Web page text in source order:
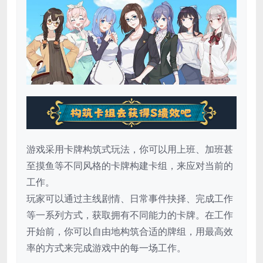
游戏采用卡牌构筑式玩法，你可以用上班、加班甚
至摸鱼等不同风格的卡牌构建卡组，来应对当前的
工作。
玩家可以通过主线剧情、日常事件抉择、完成工作
等一系列方式，获取拥有不同能力的卡牌。在工作
开始前，你可以自由地构筑合适的牌组，用最高效
率的方式来完成游戏中的每一场工作。